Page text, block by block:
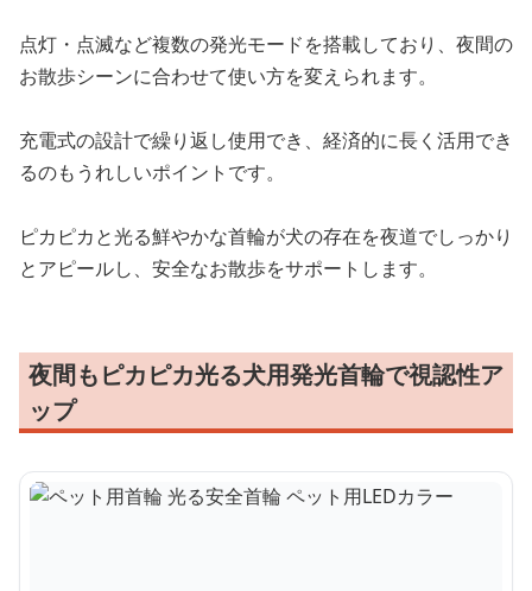
点灯・点滅など複数の発光モードを搭載しており、夜間の
お散歩シーンに合わせて使い方を変えられます。
充電式の設計で繰り返し使用でき、経済的に長く活用でき
るのもうれしいポイントです。
ピカピカと光る鮮やかな首輪が犬の存在を夜道でしっかり
とアピールし、安全なお散歩をサポートします。
夜間もピカピカ光る犬用発光首輪で視認性ア
ップ